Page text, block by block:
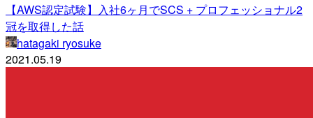
【AWS認定試験】入社6ヶ月でSCS + プロフェッショナル2
冠を取得した話
hatagaki ryosuke
2021.05.19